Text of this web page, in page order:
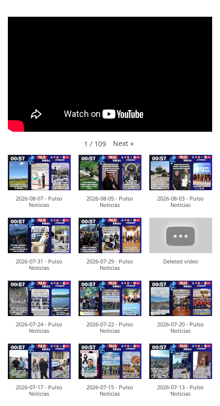
1 / 109 Next »
2026-08-07 - Pulso
Noticias
2026-08-05 - Pulso
Noticias
2026-08-03 - Pulso
Noticias
2026-07-31 - Pulso
Noticias
2026-07-29 - Pulso
Noticias
Deleted video
2026-07-24 - Pulso
Noticias
2026-07-22 - Pulso
Noticias
2026-07-20 - Pulso
Noticias
2026-07-17 - Pulso
Noticias
2026-07-15 - Pulso
Noticias
2026-07-13 - Pulso
Noticias